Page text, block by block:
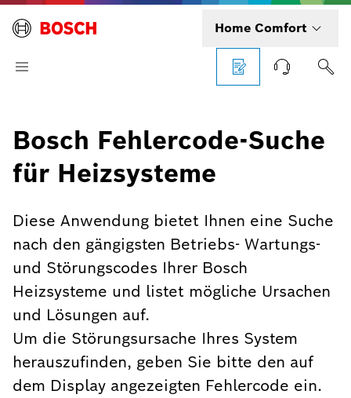
Home Comfort
Bosch Fehlercode-Suche
für Heizsysteme
Diese Anwendung bietet Ihnen eine Suche
nach den gängigsten Betriebs- Wartungs-
und Störungscodes Ihrer Bosch
Heizsysteme und listet mögliche Ursachen
und Lösungen auf.
Um die Störungsursache Ihres System
herauszufinden, geben Sie bitte den auf
dem Display angezeigten Fehlercode ein.